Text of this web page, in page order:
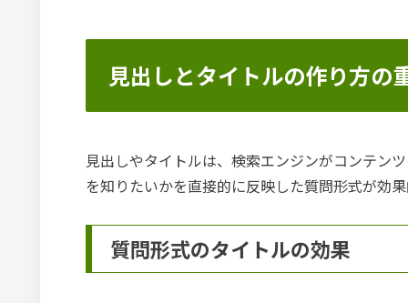
見出しとタイトルの作り方の
見出しやタイトルは、検索エンジンがコンテン
を知りたいかを直接的に反映した質問形式が効
質問形式のタイトルの効果